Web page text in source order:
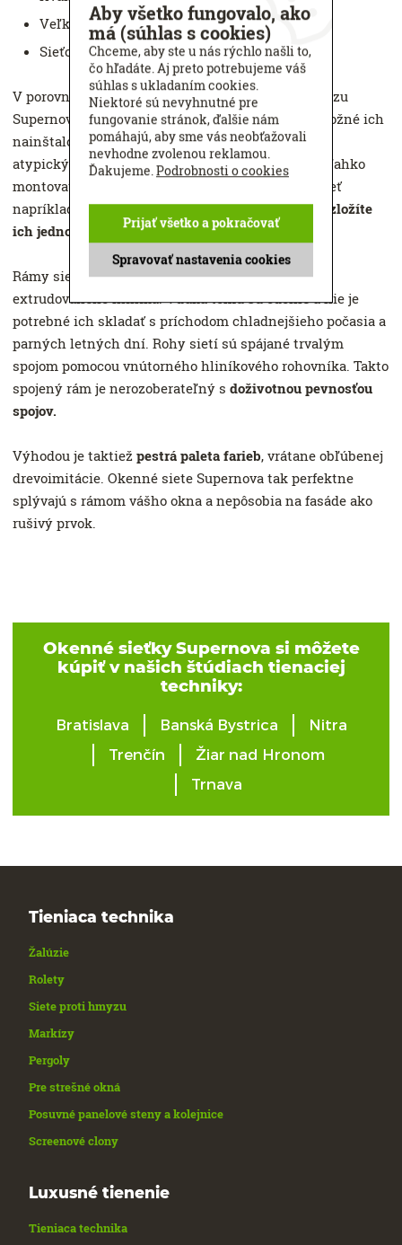
Veľký výber farieb
Sieťovina odolná voči slnečnému žiareniu
V porovnaní sosieťami Idealmajú siete proti hmyzu
Supernova vyššiu pevnosť aširšie použitie
– je možné ich
nainštalovať na väčšinu typov okien a to vrátane
atypických (trojuhelník, oblouk, lichobežník). Sú ľahko
montovateľné aj demontovateľné. Ak budete chcieť
napríklad umyť okná alebo siete odložiť na zimu,
zložíte
ich jednoducho bez použitia náradia.
Rámy siete proti hmyzu Supernova sú vyrábané z
extrudovaného hliníka. Vďaka tomu sú odolné a nie je
potrebné ich skladať s príchodom chladnejšieho počasia a
parných letných dní. Rohy sietí sú spájané trvalým
spojom pomocou vnútorného hliníkového rohovníka. Takto
spojený rám je nerozoberateľný s doživotnou pevnosťou
spojov.
Výhodou je taktiež pestrá paleta farieb, vrátane obľúbenej
drevoimitácie. Okenné siete Supernova tak perfektne
splývajú s rámom vášho okna a nepôsobia na fasáde ako
rušivý prvok.
Okenné sieťky Supernova si môžete
kúpiť v našich štúdiach tienaciej
techniky:
Bratislava Banská Bystrica
Nitra
Trenčín
Žiar nad Hronom
Trnava
Tieniaca technika
Žalúzie
Rolety
Siete proti hmyzu
Markízy
Pergoly
Pre strešné okná
Posuvné panelové steny a kolejnice
Screenové clony
Luxusné tienenie
Tieniaca technika
Aby všetko fungovalo, ako
má (súhlas s cookies)
Chceme, aby ste u nás rýchlo našli to,
čo hľadáte. Aj preto potrebujeme váš
súhlas s ukladaním cookies.
Niektoré sú nevyhnutné pre
fungovanie stránok, ďalšie nám
pomáhajú, aby sme vás neobťažovali
nevhodne zvolenou reklamou.
Ďakujeme.Podrobnosti o cookies
Spravovať nastavenia cookies
Prijať všetko a pokračovať